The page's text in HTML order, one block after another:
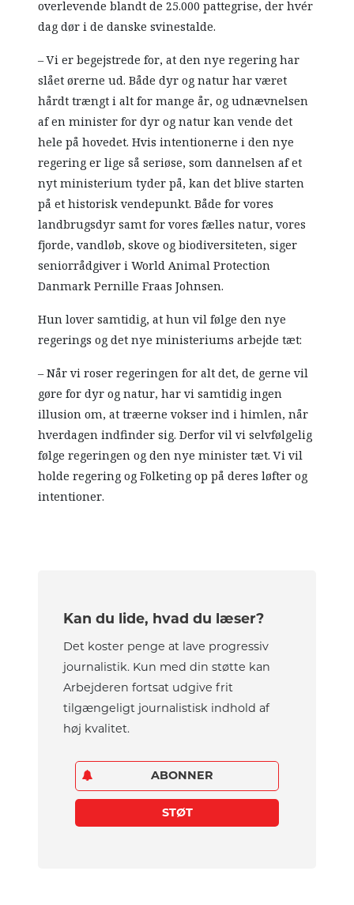
overlevende blandt de 25.000 pattegrise, der hvér
dag dør i de danske svinestalde.
– Vi er begejstrede for, at den nye regering har
slået ørerne ud. Både dyr og natur har været
hårdt trængt i alt for mange år, og udnævnelsen
af en minister for dyr og natur kan vende det
hele på hovedet. Hvis intentionerne i den nye
regering er lige så seriøse, som dannelsen af et
nyt ministerium tyder på, kan det blive starten
på et historisk vendepunkt. Både for vores
landbrugsdyr samt for vores fælles natur, vores
fjorde, vandløb, skove og biodiversiteten, siger
seniorrådgiver i World Animal Protection
Danmark Pernille Fraas Johnsen.
Hun lover samtidig, at hun vil følge den nye
regerings og det nye ministeriums arbejde tæt:
– Når vi roser regeringen for alt det, de gerne vil
gøre for dyr og natur, har vi samtidig ingen
illusion om, at træerne vokser ind i himlen, når
hverdagen indfinder sig. Derfor vil vi selvfølgelig
følge regeringen og den nye minister tæt. Vi vil
holde regering og Folketing op på deres løfter og
intentioner.
Kan du lide, hvad du læser?
Det koster penge at lave progressiv
journalistik. Kun med din støtte kan
Arbejderen fortsat udgive frit
tilgængeligt journalistisk indhold af
høj kvalitet.
ABONNER
STØT